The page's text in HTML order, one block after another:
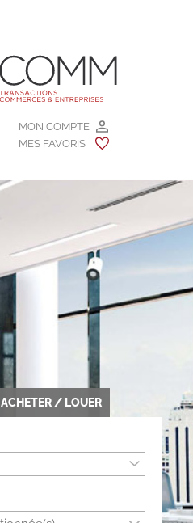
MON COMPTE
MES FAVORIS
ACHETER / LOUER